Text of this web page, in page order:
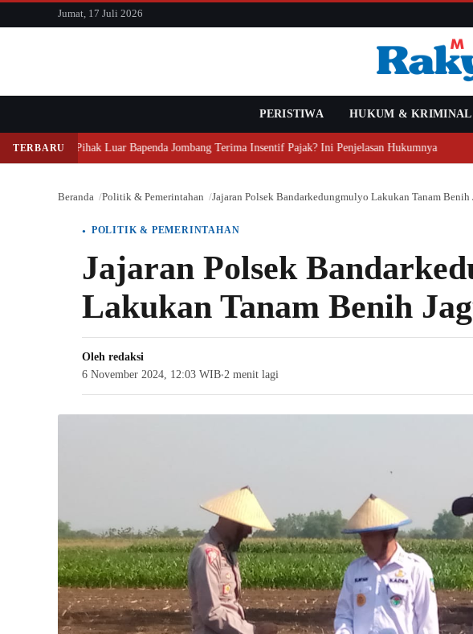
Jumat, 17 Juli 2026
Cari
PERISTIWA HUKUM & KRIMINAL
TERBARU
Mengapa Pihak Luar Bapenda Jombang Terima Insentif Pajak? Ini Penjelasan Hukumnya
Beranda Politik & Pemerintahan Jajaran Polsek Bandarkedungmulyo Lakukan Tanam Benih
POLITIK & PEMERINTAHAN
Jajaran Polsek
Lakukan Tanam Benih
Oleh redaksi
6 November 2024, 12:03 WIB●2 menit lagi